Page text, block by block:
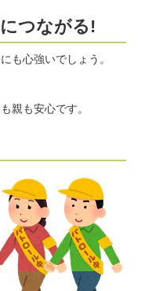
つながる!
も心強いでしょう。
親も安心です。